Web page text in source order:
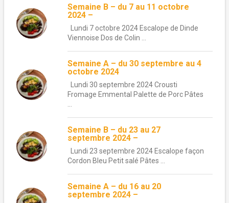
Semaine B – du 7 au 11 octobre
2024 –
Lundi 7 octobre 2024 Escalope de Dinde
Viennoise Dos de Colin ...
Semaine A – du 30 septembre au 4
octobre 2024
Lundi 30 septembre 2024 Crousti
Fromage Emmental Palette de Porc Pâtes
Semaine B – du 23 au 27
septembre 2024 –
Lundi 23 septembre 2024 Escalope façon
Cordon Bleu Petit salé Pâtes ...
Semaine A – du 16 au 20
septembre 2024 –